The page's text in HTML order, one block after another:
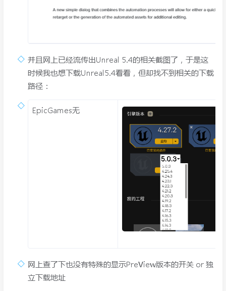
并且网上已经流传出Unreal 5.4的相关截图了，于是这
时候我也想下载Unreal5.4看看，但却找不到相关的下载
路径：
EpicGames无
网上查了下也没有特殊的显示PreView版本的开关 or 独
立下载地址